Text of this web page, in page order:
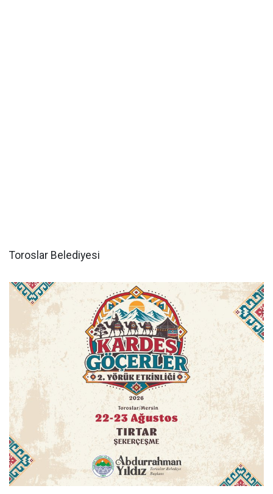
Toroslar Belediyesi